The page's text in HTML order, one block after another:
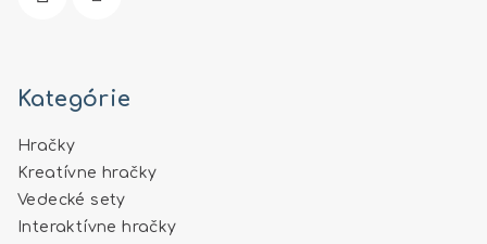
Kategórie
Hračky
Kreatívne hračky
Vedecké sety
Interaktívne hračky